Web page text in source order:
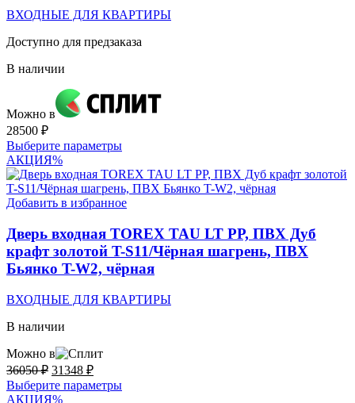
странице
ВХОДНЫЕ ДЛЯ КВАРТИРЫ
Доступно для предзаказа
В наличии
Можно в
28500 ₽
Выберите параметрыЭтот
имеет
несколько
вариаций.
можно
выбрать
на
странице
АКЦИЯ%
Добавить в избранное
Дверь входная TOREX TAU LT PP, ПВХ Дуб
крафт золотой T-S11/Чёрная шагрень, ПВХ
Бьянко T-W2, чёрная
ВХОДНЫЕ ДЛЯ КВАРТИРЫ
В наличии
Можно в
36050₽ Первоначальная
цена
составляла
31348 ₽Текущая
цена:
Выберите параметрыЭтот
АКЦИЯ%